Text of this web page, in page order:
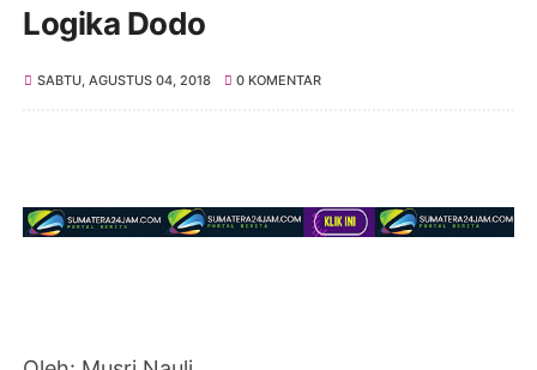
Logika Dodo
SABTU, AGUSTUS 04, 2018 0 KOMENTAR